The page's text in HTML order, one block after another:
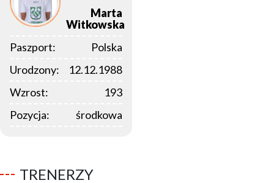
Marta
Witkowska
Paszport:
Polska
Urodzony:
12.12.1988
Wzrost:
193
Pozycja:
środkowa
TRENERZY